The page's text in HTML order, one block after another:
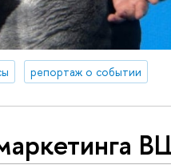
репортаж о событии